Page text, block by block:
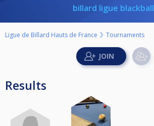
billard ligue blackball
Ligue de Billard Hauts de France Tournaments
Results